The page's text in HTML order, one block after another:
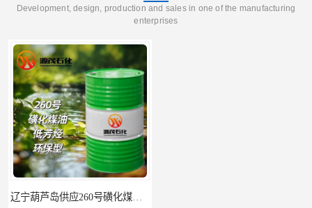
Development, design, production and sales in one of the manufacturing
enterprises